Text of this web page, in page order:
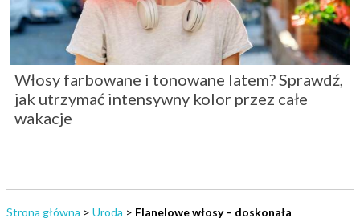
Włosy farbowane i tonowane latem? Sprawdź,
jak utrzymać intensywny kolor przez całe
wakacje
Strona główna > Uroda > Flanelowe włosy – doskonała